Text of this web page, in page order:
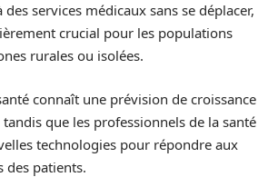
des services médicaux sans se déplacer,
crucial pour les populations
rurales ou isolées.
connaît une prévision de croissance
que les professionnels de la santé
technologies pour répondre aux
des patients.